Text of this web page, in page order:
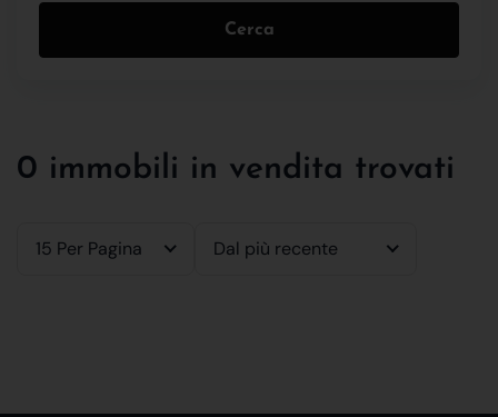
Cerca
0 immobili in vendita trovati
15 Per Pagina Dal più recente